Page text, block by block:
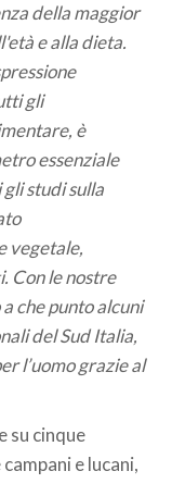
della maggior
e alla dieta.
gli
è
essenziale
studi sulla
vegetale,
Con le nostre
che punto alcuni
del Sud Italia,
l’uomo grazie al
su cinque
e lucani,